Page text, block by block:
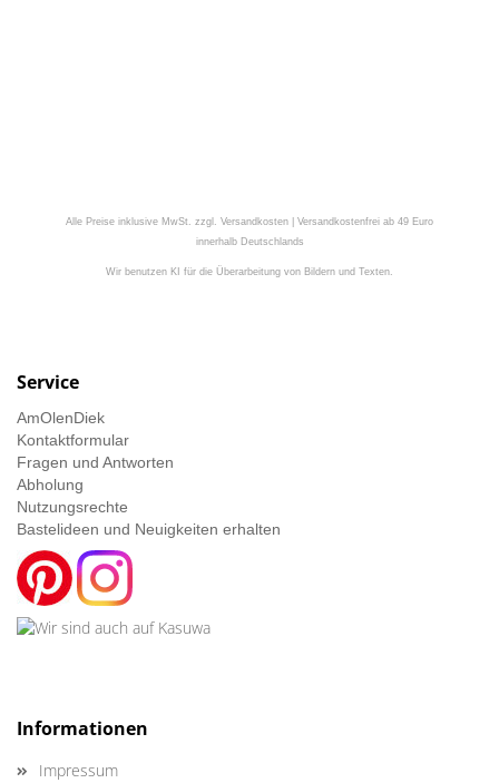
Alle Preise inklusive MwSt. zzgl. Versandkosten | Versandkostenfrei ab 49 Euro
innerhalb Deutschlands
Wir benutzen KI für die Überarbeitung von Bildern und Texten.
Service
AmOlenDiek
Kontaktformular
Fragen und Antworten
Abholung
Nutzungsrechte
Bastelideen und Neuigkeiten erhalten
Informationen
Impressum